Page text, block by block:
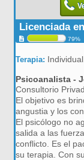
Licenciada
79%
Terapia:
Psicoanalista -
Consultorio
El objetivo es
angustia y los
El psicólogo no
salida a las
conflicto. Es el
su terapia. Con